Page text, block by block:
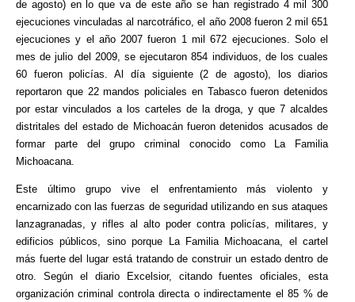
de agosto) en lo que va de este año se han registrado 4 mil 300
ejecuciones vinculadas al narcotráfico, el año 2008 fueron 2 mil 651
ejecuciones y el año 2007 fueron 1 mil 672 ejecuciones. Solo el
mes de julio del 2009, se ejecutaron 854 individuos, de los cuales
60 fueron policías. Al día siguiente (2 de agosto), los diarios
reportaron que 22 mandos policiales en Tabasco fueron detenidos
por estar vinculados a los carteles de la droga, y que 7 alcaldes
distritales del estado de Michoacán fueron detenidos acusados de
formar parte del grupo criminal conocido como La Familia
Michoacana.
Este último grupo vive el enfrentamiento más violento y
encarnizado con las fuerzas de seguridad utilizando en sus ataques
lanzagranadas, y rifles al alto poder contra policías, militares, y
edificios públicos, sino porque La Familia Michoacana, el cartel
más fuerte del lugar está tratando de construir un estado dentro de
otro. Según el diario Excelsior, citando fuentes oficiales, esta
organización criminal controla directa o indirectamente el 85 % de